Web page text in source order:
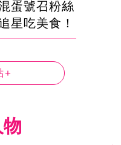
蛋號召粉絲
星吃美食！
+